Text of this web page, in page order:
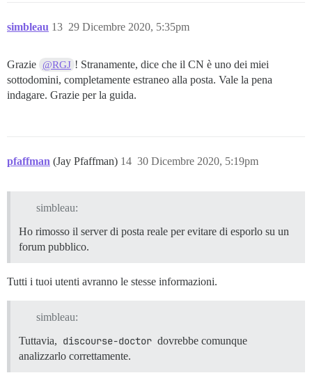
simbleau 29 Dicembre 2020, 5:35pm
13
Grazie @RGJ ! Stranamente, dice che il CN è uno dei miei
sottodomini, completamente estraneo alla posta. Vale la pena
indagare. Grazie per la guida.
pfaffman (Jay Pfaffman) 30 Dicembre 2020, 5:19pm
14
simbleau:
Ho rimosso il server di posta reale per evitare di esporlo su un
forum pubblico.
Tutti i tuoi utenti avranno le stesse informazioni.
simbleau:
Tuttavia, discourse-doctor dovrebbe comunque
analizzarlo correttamente.